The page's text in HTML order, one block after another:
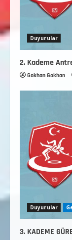
Duyurular
2. Kademe
Gokhan Gokhan
Duyurular
3. KADEME